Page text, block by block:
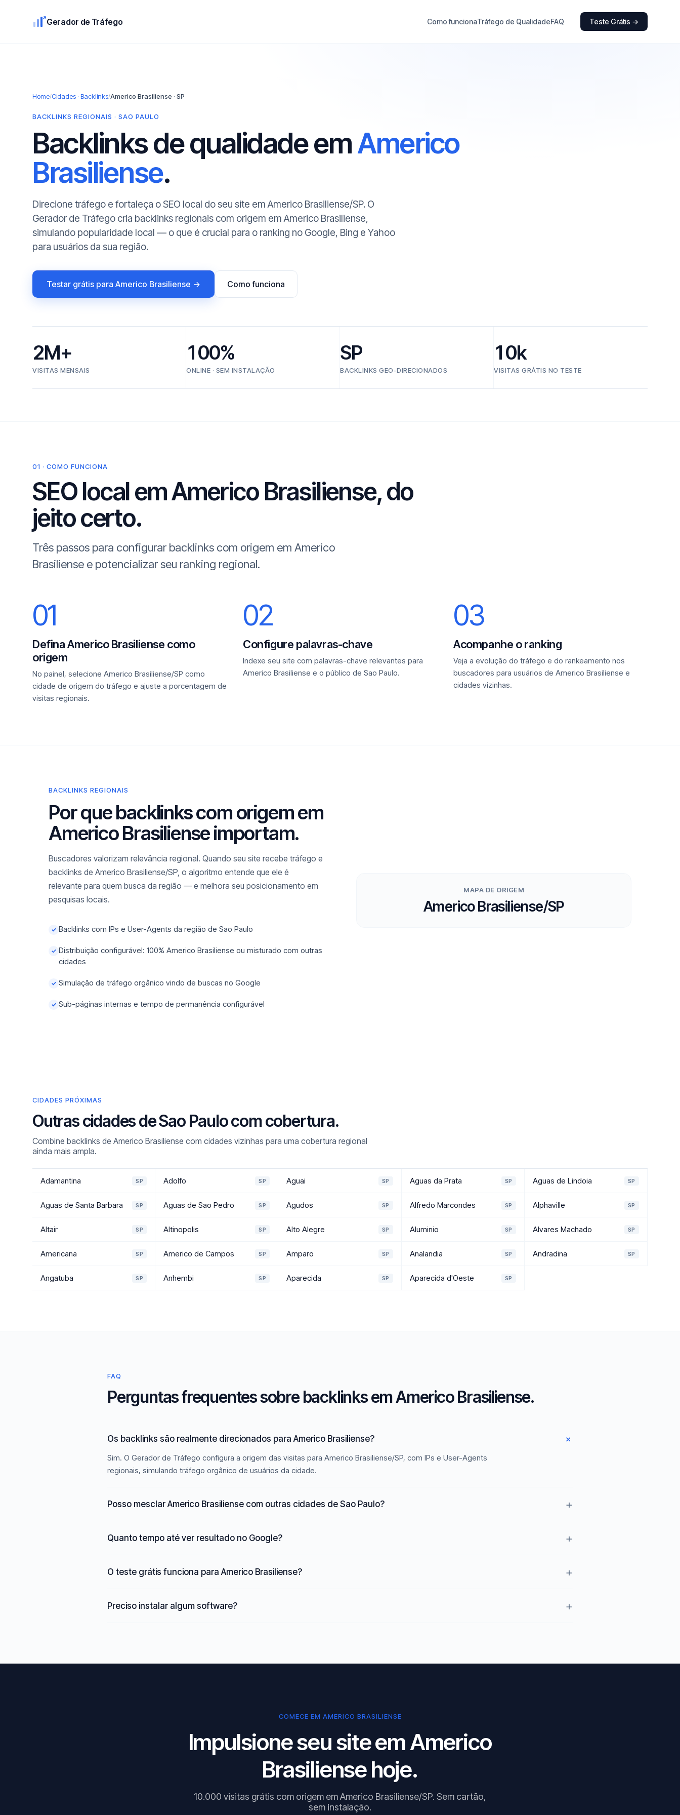
Gerador de Tráfego Como funcionaTráfego de QualidadeFAQ Teste Grátis →
Home/Cidades · Backlinks/Americo Brasiliense · SP
BACKLINKS REGIONAIS · SAO PAULO
Backlinks de qualidade emAmerico
Brasiliense.
Direcione tráfego e fortaleça o SEO local do seu site em Americo Brasiliense/SP. O
Gerador de Tráfego cria backlinks regionais com origem em Americo Brasiliense,
simulando popularidade local — o que é crucial para o ranking no Google, Bing e Yahoo
para usuários da sua região.
Testar grátis para Americo Brasiliense → Como funciona
2M+
VISITAS MENSAIS
100%
ONLINE · SEM INSTALAÇÃO
SP
BACKLINKS GEO-DIRECIONADOS
10k
VISITAS GRÁTIS NO TESTE
01 · COMO FUNCIONA
SEO local em Americo Brasiliense, do
jeito certo.
Três passos para configurar backlinks com origem em Americo
Brasiliense e potencializar seu ranking regional.
01
Defina Americo Brasiliense como
origem
No painel, selecione Americo Brasiliense/SP como
cidade de origem do tráfego e ajuste a porcentagem de
visitas regionais.
02
Configure palavras-chave
Indexe seu site com palavras-chave relevantes para
Americo Brasiliense e o público de Sao Paulo.
03
Acompanhe o ranking
Veja a evolução do tráfego e do rankeamento nos
buscadores para usuários de Americo Brasiliense e
cidades vizinhas.
BACKLINKS REGIONAIS
Por que backlinks com origem em
Americo Brasiliense importam.
Buscadores valorizam relevância regional. Quando seu site recebe tráfego e
backlinks de Americo Brasiliense/SP, o algoritmo entende que ele é
relevante para quem busca da região — e melhora seu posicionamento em
pesquisas locais.
✓ Backlinks com IPs e User-Agents da região de Sao Paulo
✓ Distribuição configurável: 100% Americo Brasiliense ou misturado com outras
cidades
✓ Simulação de tráfego orgânico vindo de buscas no Google
✓ Sub-páginas internas e tempo de permanência configurável
MAPA DE ORIGEM
Americo Brasiliense/SP
CIDADES PRÓXIMAS
Outras cidades de Sao Paulo com cobertura.
Combine backlinks de Americo Brasiliense com cidades vizinhas para uma cobertura regional
ainda mais ampla.
Adamantina SP Adolfo SP Aguai SP Aguas da Prata SP Aguas de Lindoia SP
Aguas de Santa Barbara SP Aguas de Sao Pedro SP Agudos SP Alfredo Marcondes SP Alphaville SP
Altair SP Altinopolis SP Alto Alegre SP Aluminio SP Alvares Machado SP
Americana SP Americo de Campos SP Amparo SP Analandia SP Andradina SP
Angatuba SP Anhembi SP Aparecida SP Aparecida d'Oeste SP
FAQ
Perguntas frequentes sobre backlinks em Americo Brasiliense.
Os backlinks são realmente direcionados para Americo Brasiliense?
Sim. O Gerador de Tráfego configura a origem das visitas para Americo Brasiliense/SP, com IPs e User-Agents
regionais, simulando tráfego orgânico de usuários da cidade.
Posso mesclar Americo Brasiliense com outras cidades de Sao Paulo?
Quanto tempo até ver resultado no Google?
O teste grátis funciona para Americo Brasiliense?
Preciso instalar algum software?
COMECE EM AMERICO BRASILIENSE
Impulsione seu site em Americo
Brasiliense hoje.
10.000 visitas grátis com origem em Americo Brasiliense/SP. Sem cartão,
sem instalação.